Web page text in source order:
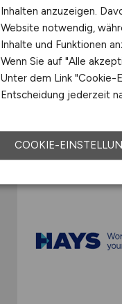
Inhalten anzuzeigen.
Website notwendig,
Inhalte und Funktionen
Wenn Sie auf "Alle
Unter dem Link "Cookie-
Entscheidung jederzeit
COOKIE-